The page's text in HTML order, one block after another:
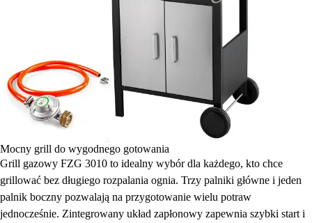
Mocny grill do wygodnego gotowania
Grill gazowy FZG 3010 to idealny wybór dla każdego, kto chce
grillować bez długiego rozpalania ognia. Trzy palniki główne i jeden
palnik boczny pozwalają na przygotowanie wielu potraw
jednocześnie. Zintegrowany układ zapłonowy zapewnia szybki start i